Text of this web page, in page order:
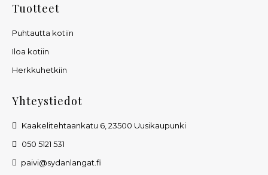
Tuotteet
Puhtautta kotiin
Iloa kotiin
Herkkuhetkiin
Yhteystiedot
Kaakelitehtaankatu 6, 23500 Uusikaupunki
050 5121 531
paivi@sydanlangat.fi